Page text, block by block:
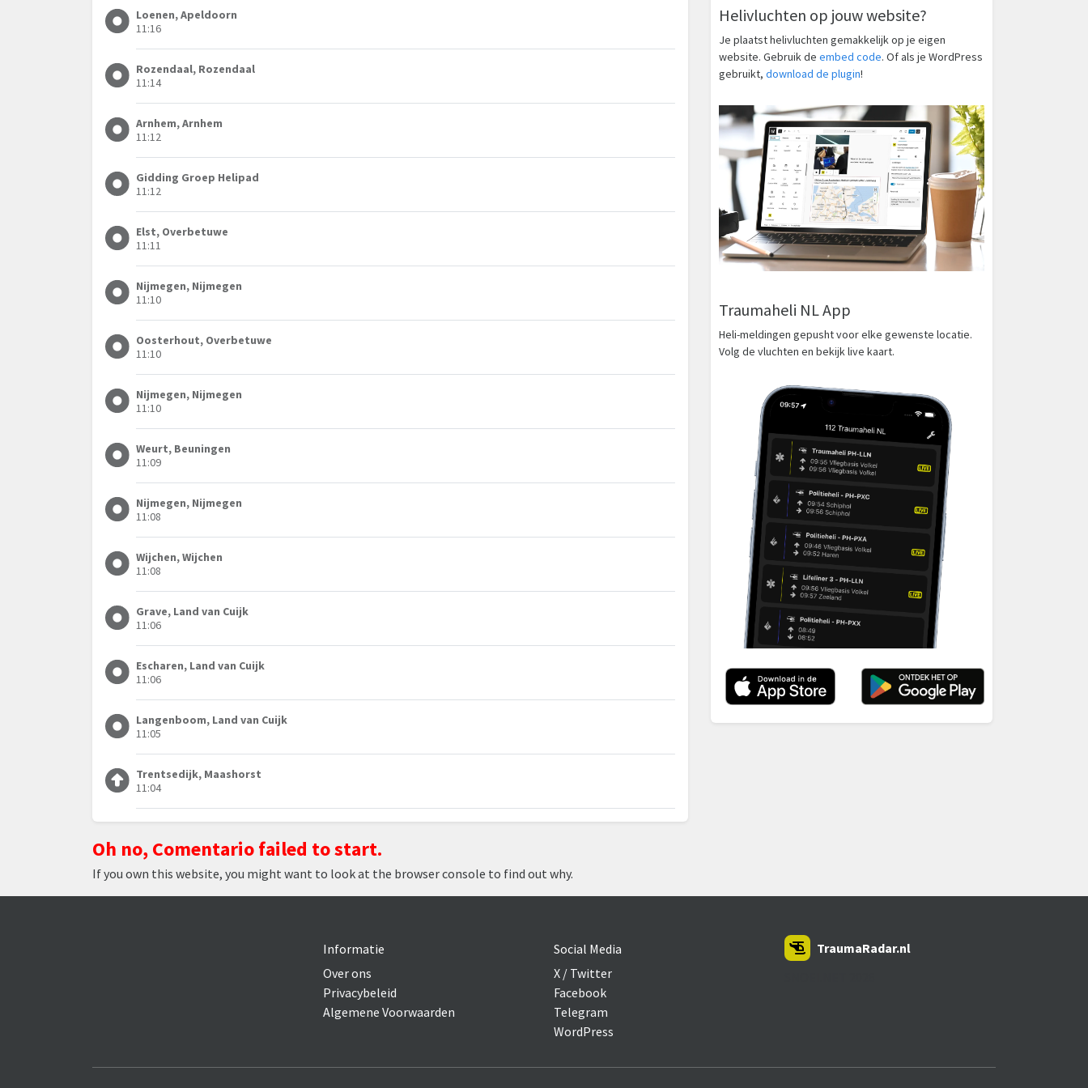
Loenen, Apeldoorn
11:16
Rozendaal, Rozendaal
11:14
Arnhem, Arnhem
11:12
Gidding Groep Helipad
11:12
Elst, Overbetuwe
11:11
Nijmegen, Nijmegen
11:10
Oosterhout, Overbetuwe
11:10
Nijmegen, Nijmegen
11:10
Weurt, Beuningen
11:09
Nijmegen, Nijmegen
11:08
Wijchen, Wijchen
11:08
Grave, Land van Cuijk
11:06
Escharen, Land van Cuijk
11:06
Langenboom, Land van Cuijk
11:05
Trentsedijk, Maashorst
11:04
Oh no, Comentario failed to start.
If you own this website, you might want to look at the browser console to find out why.
Helivluchten op jouw website?
Je plaatst helivluchten gemakkelijk op je eigen
website. Gebruik de embed code. Of als je WordPress
gebruikt, download de plugin!
Traumaheli NL App
Heli-meldingen gepusht voor elke gewenste locatie.
Volg de vluchten en bekijk live kaart.
Informatie
Over ons
Privacybeleid
Algemene Voorwaarden
Social Media
X / Twitter
Facebook
Telegram
WordPress
TraumaRadar.nl